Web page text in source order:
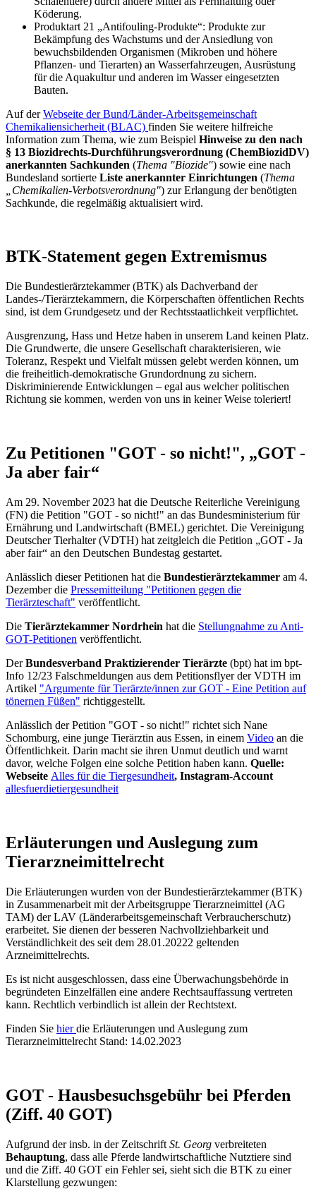
Köderung.
Produktart 21 „Antifouling-Produkte“: Produkte zur
Bekämpfung des Wachstums und der Ansiedlung von
bewuchsbildenden Organismen (Mikroben und höhere
Pflanzen- und Tierarten) an Wasserfahrzeugen, Ausrüstung
für die Aquakultur und anderen im Wasser eingesetzten
Bauten.
Auf derWebseite der Bund/Länder-Arbeitsgemeinschaft
Chemikaliensicherheit (BLAC) finden Sie weitere hilfreiche
Information zum Thema, wie zum Beispiel Hinweise zu den nach
§ 13 Biozidrechts-Durchführungsverordnung (ChemBiozidDV)
anerkannten Sachkunden (Thema "Biozide") sowie eine nach
Bundesland sortierte Liste anerkannter Einrichtungen (Thema
„Chemikalien-Verbotsverordnung") zur Erlangung der benötigten
Sachkunde, die regelmäßig aktualisiert wird.
BTK-Statement gegen Extremismus
Die Bundestierärztekammer (BTK) als Dachverband der
Landes-/Tierärztekammern, die Körperschaften öffentlichen Rechts
sind, ist dem Grundgesetz und der Rechtsstaatlichkeit verpflichtet.
Ausgrenzung, Hass und Hetze haben in unserem Land keinen Platz.
Die Grundwerte, die unsere Gesellschaft charakterisieren, wie
Toleranz, Respekt und Vielfalt müssen gelebt werden können, um
die freiheitlich-demokratische Grundordnung zu sichern.
Diskriminierende Entwicklungen – egal aus welcher politischen
Richtung sie kommen, werden von uns in keiner Weise toleriert!
Zu Petitionen "GOT - so nicht!", „GOT -
Ja aber fair“
Am 29. November 2023 hat die Deutsche Reiterliche Vereinigung
(FN) die Petition "GOT - so nicht!" an das Bundesministerium für
Ernährung und Landwirtschaft (BMEL) gerichtet. Die Vereinigung
Deutscher Tierhalter (VDTH) hat zeitgleich die Petition „GOT - Ja
aber fair“ an den Deutschen Bundestag gestartet.
Anlässlich dieser Petitionen hat die Bundestierärztekammer am 4.
Dezember die Pressemitteilung "Petitionen gegen die
Tierärzteschaft" veröffentlicht.
Die Tierärztekammer Nordrhein hat die Stellungnahme zu Anti-
GOT-Petitionen veröffentlicht.
DerBundesverband Praktizierender Tierärzte (bpt) hat im bpt-
Info 12/23 Falschmeldungen aus dem Petitionsflyer der VDTH im
Artikel "Argumente für Tierärzte/innen zur GOT - Eine Petition auf
tönernen Füßen" richtiggestellt.
Anlässlich der Petition "GOT - so nicht!" richtet sich Nane
Schomburg, eine junge Tierärztin aus Essen, in einem Video an die
Öffentlichkeit. Darin macht sie ihren Unmut deutlich und warnt
davor, welche Folgen eine solche Petition haben kann. Quelle:
Webseite Alles für die Tiergesundheit, Instagram-Account
allesfuerdietiergesundheit
Erläuterungen und Auslegung zum
Tierarzneimittelrecht
Die Erläuterungen wurden von der Bundestierärztekammer (BTK)
in Zusammenarbeit mit der Arbeitsgruppe Tierarzneimittel (AG
TAM) der LAV (Länderarbeitsgemeinschaft Verbraucherschutz)
erarbeitet. Sie dienen der besseren Nachvollziehbarkeit und
Verständlichkeit des seit dem 28.01.20222 geltenden
Arzneimittelrechts.
Es ist nicht ausgeschlossen, dass eine Überwachungsbehörde in
begründeten Einzelfällen eine andere Rechtsauffassung vertreten
kann. Rechtlich verbindlich ist allein der Rechtstext.
Finden Sie hierdie Erläuterungen und Auslegung zum
Tierarzneimittelrecht Stand: 14.02.2023
GOT - Hausbesuchsgebühr bei Pferden
(Ziff. 40 GOT)
Aufgrund der insb. in der Zeitschrift St. Georg verbreiteten
Behauptung, dass alle Pferde landwirtschaftliche Nutztiere sind
und die Ziff. 40 GOT ein Fehler sei, sieht sich die BTK zu einer
Klarstellung gezwungen: